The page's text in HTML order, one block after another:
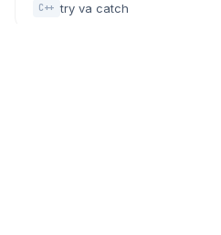
C++ try va catch